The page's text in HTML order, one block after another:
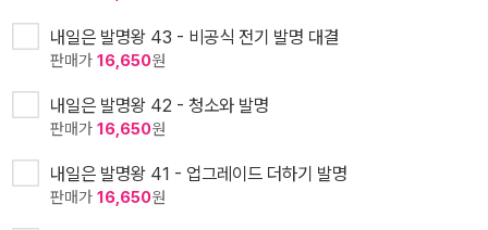
내일은 발명왕 43 - 비공식 전기 발명 대결
판매가 16,650원
내일은 발명왕 42 - 청소와 발명
판매가 16,650원
내일은 발명왕 41 - 업그레이드 더하기 발명
판매가 16,650원